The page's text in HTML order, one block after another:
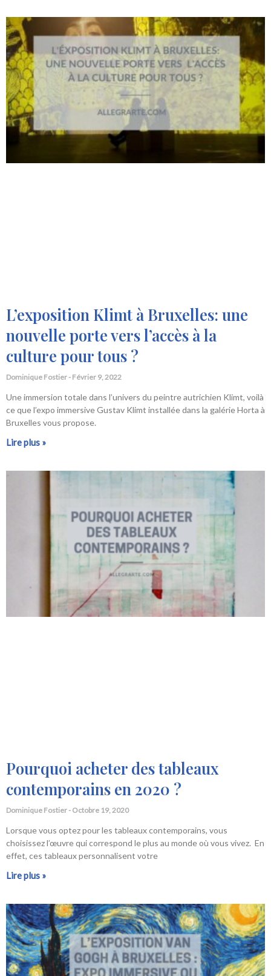
L’exposition Klimt à Bruxelles: une
nouvelle porte vers l’accès à la
culture pour tous ?
Dominique Fostier Février 9, 2022
Une immersion totale dans l’univers du peintre autrichien Klimt, voilà
ce que l’expo immersive Gustav Klimt installée dans la galérie Horta à
Bruxelles vous propose.
Lire plus »
Pourquoi acheter des tableaux
contemporains en 2020 ?
Dominique Fostier Octobre 19, 2020
Lorsque vous optez pour les tableaux contemporains, vous
choisissez l’œuvre qui correspond le plus au monde où vous vivez. En
effet, ces tableaux personnalisent votre
Lire plus »